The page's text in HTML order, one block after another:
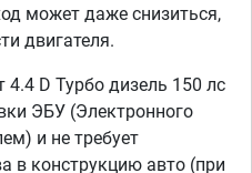
может даже снизиться,
двигателя.
D Турбо дизель 150 лс
ЭБУ (Электронного
и не требует
в конструкцию авто (при